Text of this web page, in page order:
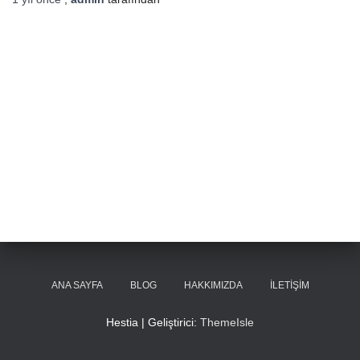
ANA SAYFA BLOG HAKKIMIZDA İLETIŞIM
Hestia | Geliştirici: ThemeIsle